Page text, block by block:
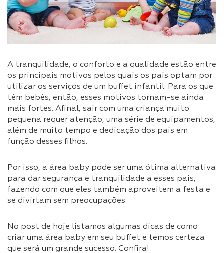
A tranquilidade, o conforto e a qualidade estão entre
os principais motivos pelos quais os pais optam por
utilizar os serviços de um buffet infantil. Para os que
têm bebês, então, esses motivos tornam-se ainda
mais fortes. Afinal, sair com uma criança muito
pequena requer atenção, uma série de equipamentos,
além de muito tempo e dedicação dos pais em
função desses filhos.
Por isso, a área baby pode ser uma ótima alternativa
para dar segurança e tranquilidade a esses pais,
fazendo com que eles também aproveitem a festa e
se divirtam sem preocupações.
No post de hoje listamos algumas dicas de como
criar uma área baby em seu buffet e temos certeza
que será um grande sucesso. Confira!